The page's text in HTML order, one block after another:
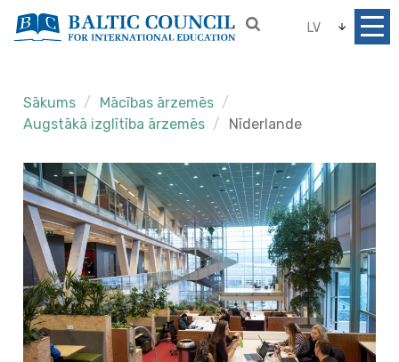
LV
Sākums
Mācības ārzemēs
Augstākā izglītība ārzemēs
Nīderlande